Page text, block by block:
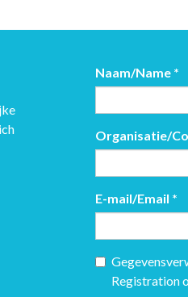
Naam/Name *
Organisatie/
E-mail/Email *